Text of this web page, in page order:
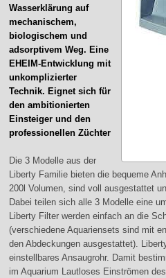
Wasserklärung auf
mechanischem,
biologischem und
adsorptivem Weg. Eine
EHEIM-Entwicklung mit
unkomplizierter
Technik. Eignet sich für
den ambitionierten
Einsteiger und den
professionellen Züchter
Die 3 Modelle aus der
Liberty Familie bieten die bequeme
200l Volumen, sind voll ausgestattet
Dabei teilen sich alle 3 Modelle eine
Liberty Filter werden einfach an die
(verschiedene Aquariensets sind mit
den Abdeckungen ausgestattet).
einstellbares Ansaugrohr. Damit
im Aquarium Lautloses Einströmen